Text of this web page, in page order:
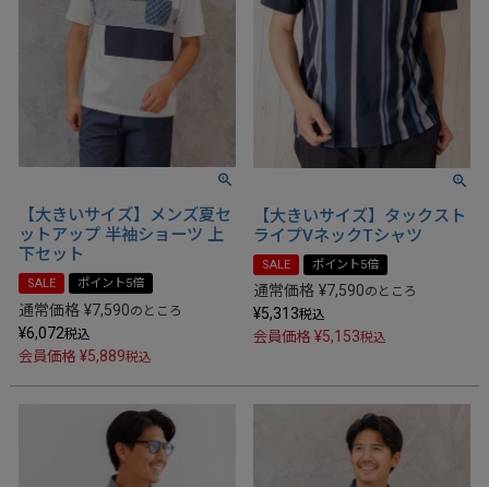
【大きいサイズ】メンズ夏セ
ットアップ 半袖ショーツ 上
下セット
SALE ポイント5倍
通常価格 ¥7,590のところ
¥6,072税込
会員価格 ¥5,889税込
【大きいサイズ】タックスト
ライプVネックTシャツ
SALE ポイント5倍
通常価格 ¥7,590のところ
¥5,313税込
会員価格 ¥5,153税込